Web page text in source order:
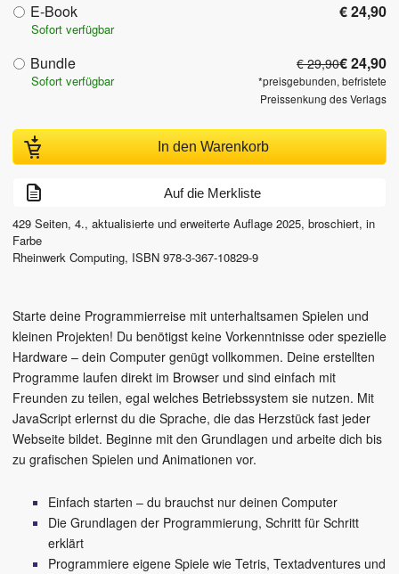
E-Book € 24,90
Sofort verfügbar
Bundle € 29,90€ 24,90
*preisgebunden, befristete
Preissenkung des Verlags
Sofort verfügbar
In den Warenkorb
Auf die Merkliste
429 Seiten, 4., aktualisierte und erweiterte Auflage 2025, broschiert, in
Farbe
Rheinwerk Computing, ISBN 978-3-367-10829-9
Starte deine Programmierreise mit unterhaltsamen Spielen und
kleinen Projekten! Du benötigst keine Vorkenntnisse oder spezielle
Hardware – dein Computer genügt vollkommen. Deine erstellten
Programme laufen direkt im Browser und sind einfach mit
Freunden zu teilen, egal welches Betriebssystem sie nutzen. Mit
JavaScript erlernst du die Sprache, die das Herzstück fast jeder
Webseite bildet. Beginne mit den Grundlagen und arbeite dich bis
zu grafischen Spielen und Animationen vor.
Einfach starten – du brauchst nur deinen Computer
Die Grundlagen der Programmierung, Schritt für Schritt
erklärt
Programmiere eigene Spiele wie Tetris, Textadventures und